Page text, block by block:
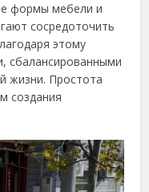
формы мебели и
сосредоточить
этому
сбалансированными
жизни. Простота
создания